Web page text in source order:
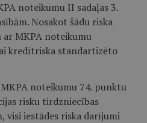
noteikumu II sadaļas 3.
Nosakot šādu riska
MKPA noteikumu
kredītriska standartizēto
MKPA noteikumu 74. punktu
risku tirdzniecības
visi iestādes riska darījumi